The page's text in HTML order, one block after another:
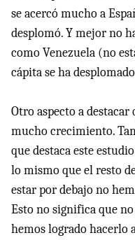
se acercó mucho a
desplomó. Y mejor no
como Venezuela (no
cápita se ha
Otro aspecto a destacar
mucho crecimiento.
que destaca este
lo mismo que el resto
estar por debajo no
Esto no significa que
hemos logrado hacerlo